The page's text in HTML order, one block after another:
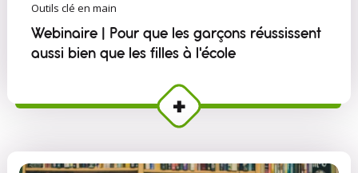
Outils clé en main
Webinaire | Pour que les garçons réussissent
aussi bien que les filles à l'école